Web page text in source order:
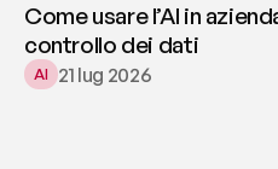
Come usare l’AI in
controllo dei dati
AI 21 lug 2026